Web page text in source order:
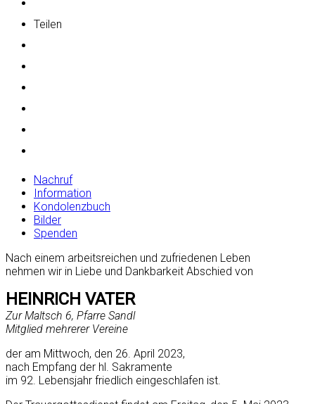
Teilen
Nachruf
Information
Kondolenzbuch
Bilder
Spenden
Nach einem arbeitsreichen und zufriedenen Leben
nehmen wir in Liebe und Dankbarkeit Abschied von
HEINRICH VATER
Zur Maltsch 6, Pfarre Sandl
Mitglied mehrerer Vereine
der am Mittwoch, den 26. April 2023,
nach Empfang der hl. Sakramente
im 92. Lebensjahr friedlich eingeschlafen ist.